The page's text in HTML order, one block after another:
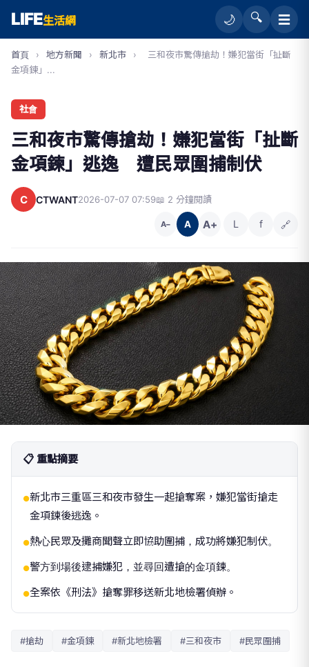
LIFE生活網 🌙 🔍 ☰
首頁 › 地方新聞 › 新北市 ›
三和夜市驚傳搶劫！嫌犯當街「扯斷
金項鍊」...
社會
三和夜市驚傳搶劫！嫌犯當街「扯斷
金項鍊」逃逸 遭民眾圍捕制伏
C CTWANT2026-07-07 07:59📖 2 分鐘閱讀
A− A A+ L f 🔗
📋 重點摘要
●新北市三重區三和夜市發生一起搶奪案，嫌犯當街搶走
金項鍊後逃逸。
●熱心民眾及攤商聞聲立即協助圍捕，成功將嫌犯制伏。
●警方到場後逮捕嫌犯，並尋回遭搶的金項鍊。
●全案依《刑法》搶奪罪移送新北地檢署偵辦。
#搶劫 #金項鍊 #新北地檢署 #三和夜市 #民眾圍捕